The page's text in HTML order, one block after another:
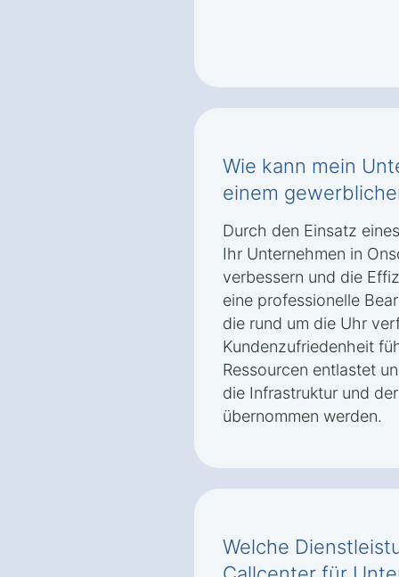
Wie kann mein
einem
Durch den Einsatz
Ihr Unternehmen in
verbessern und die
eine professionelle
die rund um die Uhr
Kundenzufriedenheit
Ressourcen entlastet
die Infrastruktur und
übernommen werden.
Welche